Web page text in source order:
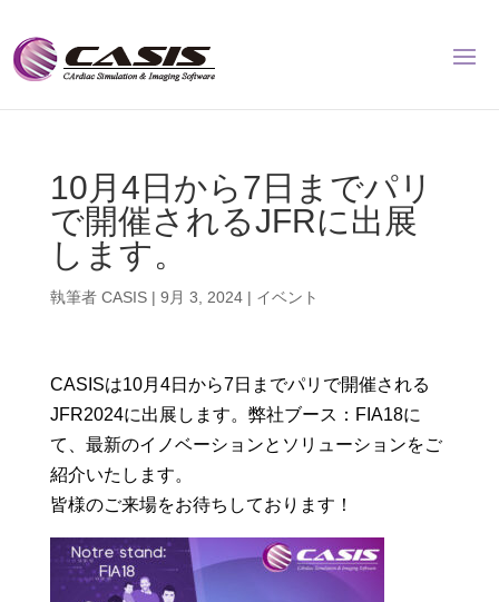
10月4日から7日までパリ
で開催されるJFRに出展
します。
執筆者 CASIS| 9月 3, 2024| イベント
CASISは10月4日から7日までパリで開催される
JFR2024に出展します。弊社ブース：FIA18に
て、最新のイノベーションとソリューションをご
紹介いたします。
皆様のご来場をお待ちしております！